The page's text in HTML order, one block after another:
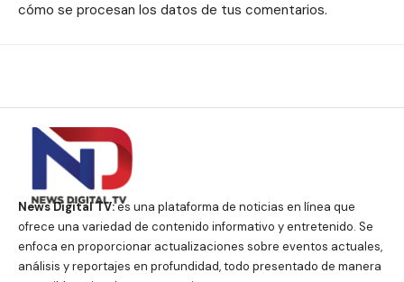
cómo se procesan los datos de tus comentarios.
News Digital TV:es una plataforma de noticias en línea que
ofrece una variedad de contenido informativo y entretenido. Se
enfoca en proporcionar actualizaciones sobre eventos actuales,
análisis y reportajes en profundidad, todo presentado de manera